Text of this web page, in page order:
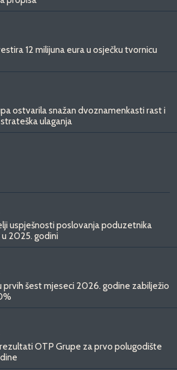
12 milijuna eura u osječku tvornicu
ostvarila snažan dvoznamenkasti rast i
ulaganja
uspješnosti poslovanja poduzetnika
2025. godini
prvih šest mjeseci 2026. godine zabilježio
OTP Grupe za prvo polugodište